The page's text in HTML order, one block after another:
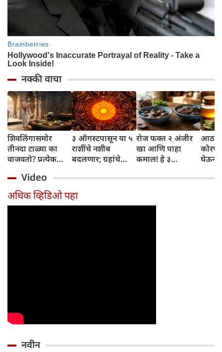
नक्की वाचा
शिवलिंगासमोर
तीनदा टाळ्या का
वाजवतो? प्रत्येक
जाणून घ्या
३ ऑगस्टपासून या ५
राशींचे नशीब
बदलणार; ग्रहांचे
संपतील आणि शुभ
दिवसांची सुरुवात
होईल
रोज फक्त २ अंजीर
खा आणि पाहा
कमाल! हे ३
तुम्हाला ठाऊक
घेऊन
Video
अधिक व्हिडिओ पहा
नवीन